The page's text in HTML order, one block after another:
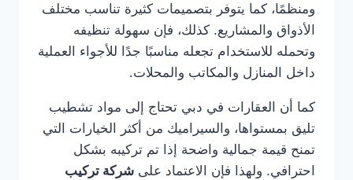
ومنظمًا، كما يتوفر بتصميمات كثيرة تناسب مختلف
الأذواق والمشاريع. كذلك، فإن سهولة تنظيفه
وتحمله للاستخدام تجعله مناسبًا جدًا للأجواء العملية
داخل المنازل والمكاتب والمحلات.
كما أن العقارات في دبي تحتاج إلى مواد تشطيب
تليق بمستواها، والسيراميك من أكثر الخيارات التي
تمنح قيمة جمالية واضحة إذا تم تركيبه بشكل
احترافي. ولهذا فإن الاعتماد على شركة تركيب